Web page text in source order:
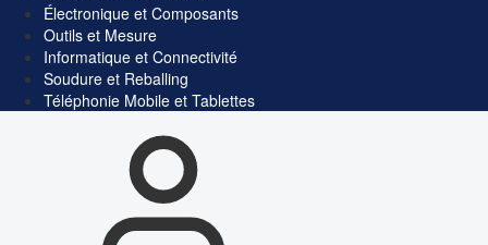
Électronique et Composants
Outils et Mesure
Informatique et Connectivité
Soudure et Reballing
Téléphonie Mobile et Tablettes